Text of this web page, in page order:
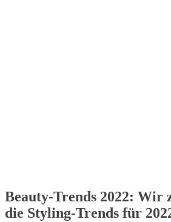
Beauty-Trends 2022: Wir
die Styling-Trends für